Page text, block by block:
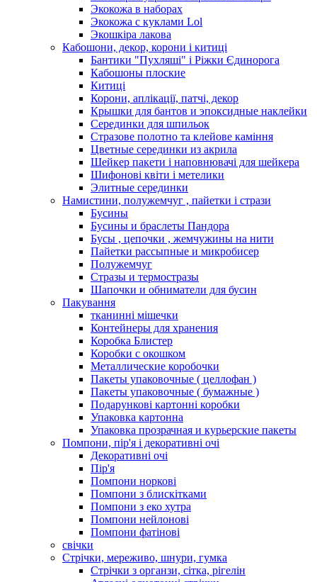
Экокожа в наборах
Экокожа с куклами Lol
Экошкiра лакова
Кабошони, декор, корони і китиці
Бантики "Пухляші" і Ріжки Єдинорога
Кабошоны плоские
Китиці
Корони, аплікації, патчі, декор
Крышки для бантов и эпоксидные наклейки
Серединки для шпильок
Стразове полотно та клейове каміння
Цветные серединки из акрила
Шейкер пакети і наповнювачі для шейкера
Шифонові квіти і метелики
Элитные серединки
Намистини, полужемчуг , пайетки і стрази
Бусины
Бусины и браслеты Пандора
Бусы , цепочки , жемчужины на нити
Пайетки рассыпные и микробисер
Полужемчуг
Стразы и термостразы
Шапочки и обниматели для бусин
Пакування
тканинні мішечки
Контейнеры для хранения
Коробка Блистер
Коробки с окошком
Металлические коробочки
Пакеты упаковочные ( целлофан )
Пакеты упаковочные ( бумажные )
Подарункові картонні коробки
Упаковка картонна
Упаковка прозрачная и курьерские пакеты
Помпони, пір'я і декоративні очі
Декоративні очі
Пір'я
Помпони норкові
Помпони з блискітками
Помпони з еко хутра
Помпони нейлонові
Помпони фатінові
свічки
Стрічки, мереживо, шнури, гумка
Стрічки з органзи, сітка, рігелін